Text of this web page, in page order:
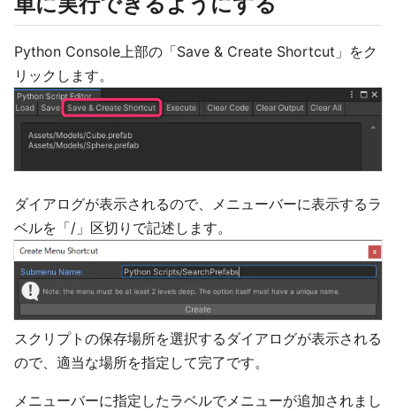
Python Console上部の「Save & Create Shortcut」をク
リックします。
ダイアログが表示されるので、メニューバーに表示するラ
ベルを「/」区切りで記述します。
スクリプトの保存場所を選択するダイアログが表示される
ので、適当な場所を指定して完了です。
メニューバーに指定したラベルでメニューが追加されまし